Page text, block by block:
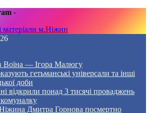
-
матеріали м.Ніжин
Воїна — Ігора Малюгу
гетьманські універсали та інші
доби
відкрили понад 3 тисячі проваджень
комуналку
Дмитра Горнова посмертно